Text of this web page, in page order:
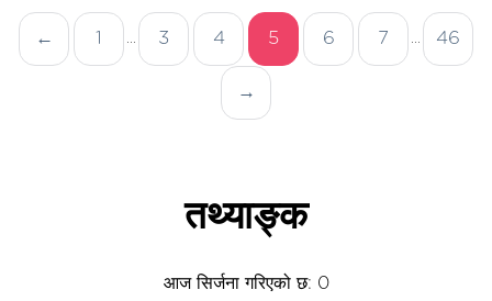
← 1 3 4 5 6 7 46
→
तथ्याङ्क
आज सिर्जना गरिएको छ: 0